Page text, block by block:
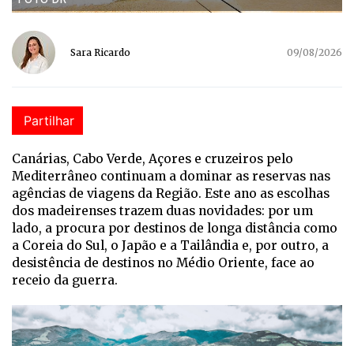
Sara Ricardo 09/08/2026
Partilhar
Canárias, Cabo Verde, Açores e cruzeiros pelo
Mediterrâneo continuam a dominar as reservas nas
agências de viagens da Região. Este ano as escolhas
dos madeirenses trazem duas novidades: por um
lado, a procura por destinos de longa distância como
a Coreia do Sul, o Japão e a Tailândia e, por outro, a
desistência de destinos no Médio Oriente, face ao
receio da guerra.